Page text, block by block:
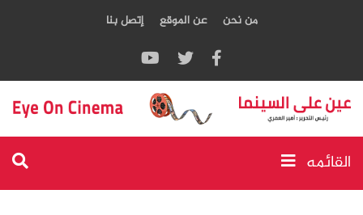
من نحن عن الموقع إتصل بنا
القائمه